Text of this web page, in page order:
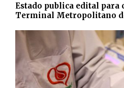
Estado publica edital para
Terminal Metropolitano